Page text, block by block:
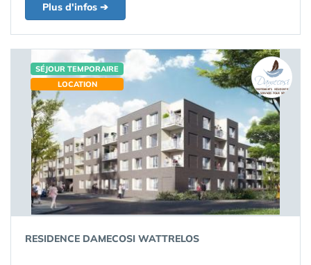
Plus d'infos ➔
SÉJOUR TEMPORAIRE
LOCATION
RESIDENCE DAMECOSI WATTRELOS